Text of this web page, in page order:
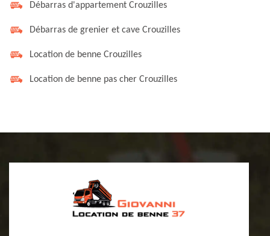
Débarras d'appartement Crouzilles
Débarras de grenier et cave Crouzilles
Location de benne Crouzilles
Location de benne pas cher Crouzilles